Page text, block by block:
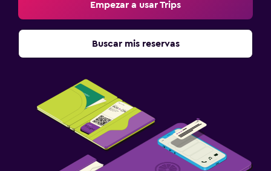
Empezar a usar Trips
Buscar mis reservas